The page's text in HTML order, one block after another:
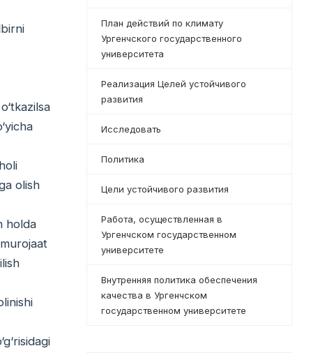
olish
holda
План действий по климату
Ургенчского государственного
университета
Реализация Целей устойчивого
развития
Исследовать
Политика
Цели устойчивого развития
Работа, осуществленная в
Ургенчском государственном
университете
Внутренняя политика обеспечения
качества в Ургенчском
государственном университете